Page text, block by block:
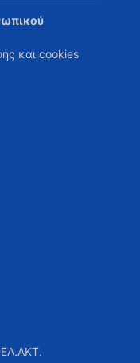
και cookies
ΕΛ.ΑΚΤ.